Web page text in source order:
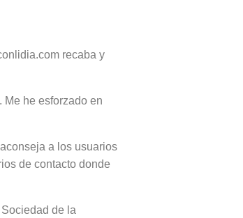
recaba y
he esforzado en
a los usuarios
de contacto donde
de la